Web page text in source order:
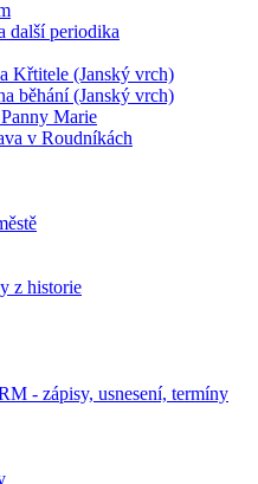
další periodika
Křtitele (Janský vrch)
běhání (Janský vrch)
Marie
v Roudníkách
z historie
- zápisy, usnesení, termíny